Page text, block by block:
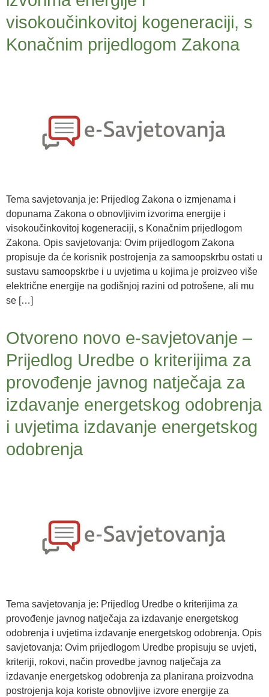
visokoučinkovitoj kogeneraciji, s
Konačnim prijedlogom Zakona
Tema savjetovanja je: Prijedlog Zakona o izmjenama i
dopunama Zakona o obnovljivim izvorima energije i
visokoučinkovitoj kogeneraciji, s Konačnim prijedlogom
Zakona. Opis savjetovanja: Ovim prijedlogom Zakona
propisuje da će korisnik postrojenja za samoopskrbu ostati u
sustavu samoopskrbe i u uvjetima u kojima je proizveo više
električne energije na godišnjoj razini od potrošene, ali mu
se […]
Otvoreno novo e-savjetovanje –
Prijedlog Uredbe o kriterijima za
provođenje javnog natječaja za
izdavanje energetskog odobrenja
i uvjetima izdavanje energetskog
odobrenja
Tema savjetovanja je: Prijedlog Uredbe o kriterijima za
provođenje javnog natječaja za izdavanje energetskog
odobrenja i uvjetima izdavanje energetskog odobrenja. Opis
savjetovanja: Ovim prijedlogom Uredbe propisuju se uvjeti,
kriteriji, rokovi, način provedbe javnog natječaja za
izdavanje energetskog odobrenja za planirana proizvodna
postrojenja koja koriste obnovljive izvore energije za